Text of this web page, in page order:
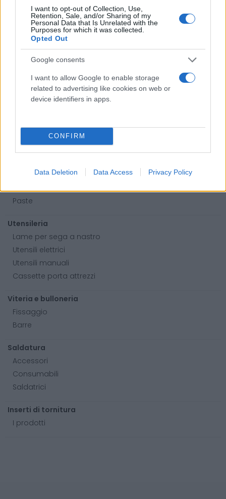
I want to opt-out of Collection, Use,
Retention, Sale, and/or Sharing of my
Personal Data that Is Unrelated with the
Purposes for which it was collected.
Opted Out
Google consents
I want to allow Google to enable storage
related to advertising like cookies on web or
device identifiers in apps.
CONFIRM
Data Deletion Data Access Privacy Policy
Valige pronto soccorso
Antinfortunistica
Calzature
Abbigliamento
Guanti
Sicurezza, Protezione
Abbigliamento alta visibilità
Bombolette spray
Grasso
Paste
Utensileria
Lame per sega a nastro
Utensili elettrici
Utensili manuali
Cassette porta attrezzi
Viteria e bulloneria
Fissaggio
Barre
Saldatura
Accessori
Consumabili
Saldatrici
Inserti di tornitura
I prodotti